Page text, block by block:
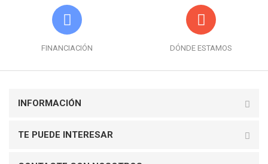
FINANCIACIÓN DÓNDE ESTAMOS
INFORMACIÓN
TE PUEDE INTERESAR